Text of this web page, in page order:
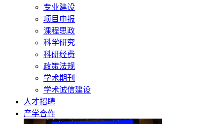
专业建设
项目申报
课程思政
科学研究
科研经费
政策法规
学术期刊
学术诚信建设
人才招聘
产学合作